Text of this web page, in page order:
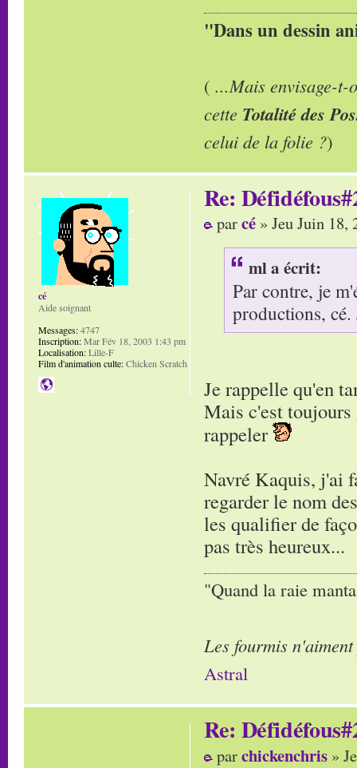
"Dans un dessin
( ...Mais envisage-t-
cette Totalité des
celui de la folie ?)
Re:
parcé » Jeu Juin 18,
ml a écrit:
Par contre, je
productions,
Je rappelle qu'en
Mais c'est
rappeler
Navré Kaquis, j'ai
regarder le nom
les qualifier de
pas très heureux...
"Quand la raie
Les fourmis
Astral
cé
Aide soignant
Messages:4747
Inscription:Mar Fév 18, 2003 1:43 pm
Localisation:Lille-F
Film d'animation culte:Chicken Scratch
Re:
parchickenchris »